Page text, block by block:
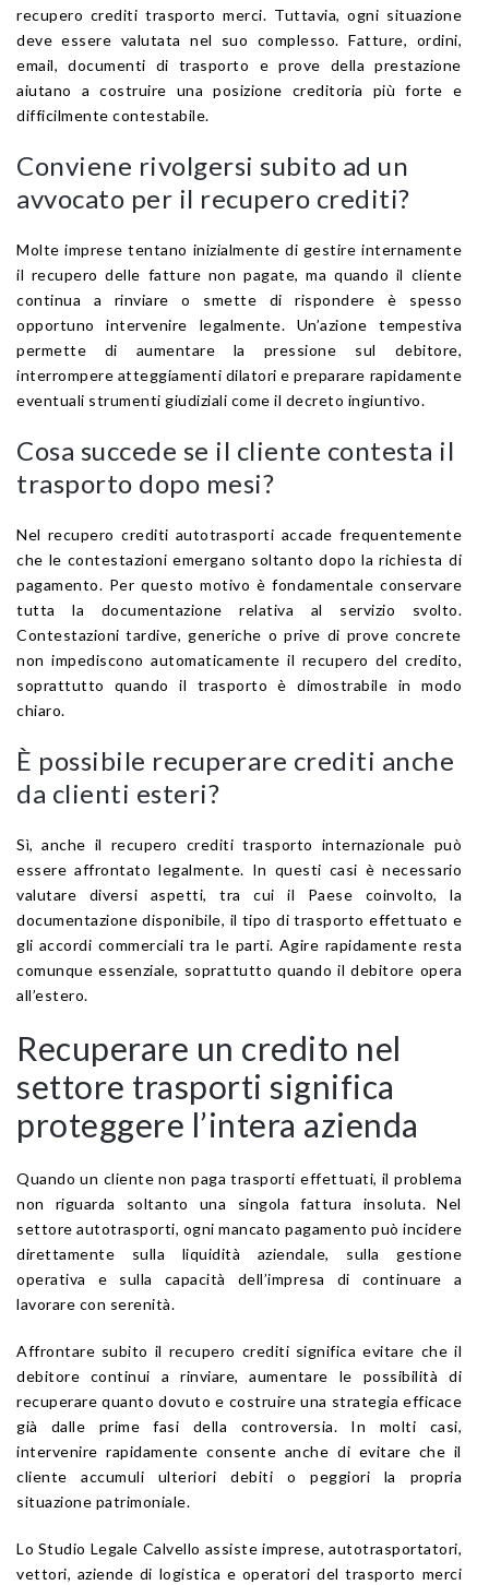
recupero crediti trasporto merci. Tuttavia, ogni situazione
deve essere valutata nel suo complesso. Fatture, ordini,
email, documenti di trasporto e prove della prestazione
aiutano a costruire una posizione creditoria più forte e
difficilmente contestabile.
Conviene rivolgersi subito ad un
avvocato per il recupero crediti?
Molte imprese tentano inizialmente di gestire internamente
il recupero delle fatture non pagate, ma quando il cliente
continua a rinviare o smette di rispondere è spesso
opportuno intervenire legalmente. Un’azione tempestiva
permette di aumentare la pressione sul debitore,
interrompere atteggiamenti dilatori e preparare rapidamente
eventuali strumenti giudiziali come il decreto ingiuntivo.
Cosa succede se il cliente contesta il
trasporto dopo mesi?
Nel recupero crediti autotrasporti accade frequentemente
che le contestazioni emergano soltanto dopo la richiesta di
pagamento. Per questo motivo è fondamentale conservare
tutta la documentazione relativa al servizio svolto.
Contestazioni tardive, generiche o prive di prove concrete
non impediscono automaticamente il recupero del credito,
soprattutto quando il trasporto è dimostrabile in modo
chiaro.
È possibile recuperare crediti anche
da clienti esteri?
Sì, anche il recupero crediti trasporto internazionale può
essere affrontato legalmente. In questi casi è necessario
valutare diversi aspetti, tra cui il Paese coinvolto, la
documentazione disponibile, il tipo di trasporto effettuato e
gli accordi commerciali tra le parti. Agire rapidamente resta
comunque essenziale, soprattutto quando il debitore opera
all’estero.
Recuperare un credito nel
settore trasporti significa
proteggere l’intera azienda
Quando un cliente non paga trasporti effettuati, il problema
non riguarda soltanto una singola fattura insoluta. Nel
settore autotrasporti, ogni mancato pagamento può incidere
direttamente sulla liquidità aziendale, sulla gestione
operativa e sulla capacità dell’impresa di continuare a
lavorare con serenità.
Affrontare subito il recupero crediti significa evitare che il
debitore continui a rinviare, aumentare le possibilità di
recuperare quanto dovuto e costruire una strategia efficace
già dalle prime fasi della controversia. In molti casi,
intervenire rapidamente consente anche di evitare che il
cliente accumuli ulteriori debiti o peggiori la propria
situazione patrimoniale.
Lo Studio Legale Calvello assiste imprese, autotrasportatori,
vettori, aziende di logistica e operatori del trasporto merci